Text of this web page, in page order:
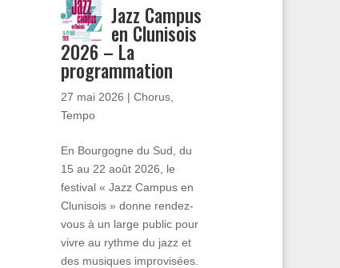
Jazz Campus
en Clunisois
2026 – La
programmation
27 mai 2026 | Chorus,
Tempo
En Bourgogne du Sud, du
15 au 22 août 2026, le
festival « Jazz Campus en
Clunisois » donne rendez-
vous à un large public pour
vivre au rythme du jazz et
des musiques improvisées.